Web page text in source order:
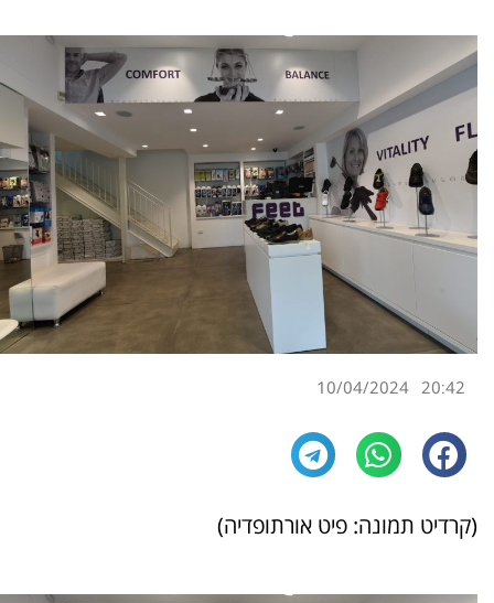
20:42
10/04/2024
(קרדיט תמונה: פיט אורתופדיה)